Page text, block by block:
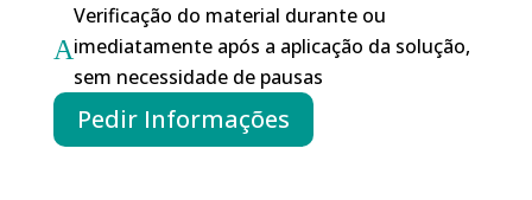
A
Verificação do material durante ou
imediatamente após a aplicação da solução,
sem necessidade de pausas
Pedir Informações